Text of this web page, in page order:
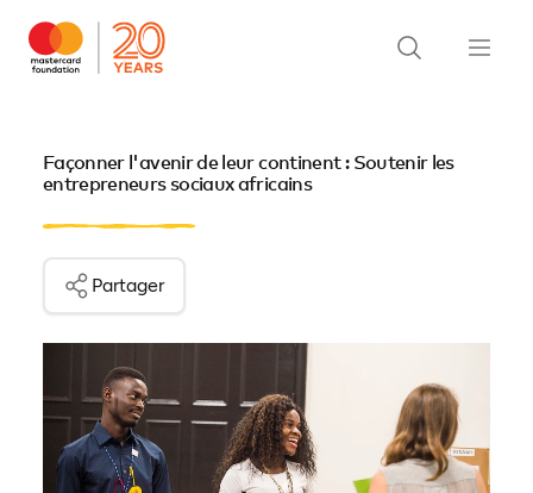
Façonner l'avenir de leur continent : Soutenir les
entrepreneurs sociaux africains
Partager